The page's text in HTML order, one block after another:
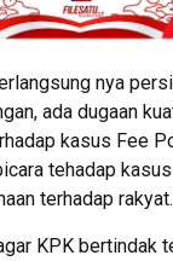
nya
ada dugaan
kasus Fee
tehadap
terhadap rakyat.
KPK bertindak